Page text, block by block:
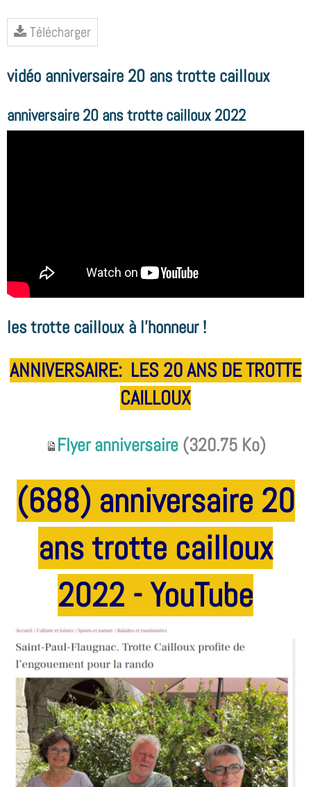
Télécharger
vidéo anniversaire 20 ans trotte cailloux
anniversaire 20 ans trotte cailloux 2022
les trotte cailloux à l'honneur !
ANNIVERSAIRE: LES 20 ANS DE TROTTE
CAILLOUX
Flyer anniversaire(320.75 Ko)
(688) anniversaire 20
ans trotte cailloux
2022 - YouTube